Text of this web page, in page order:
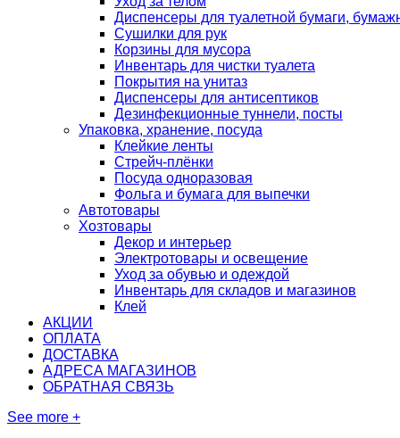
Диспенсеры для туалетной бумаги,
Сушилки для рук
Корзины для мусора
Инвентарь для чистки туалета
Покрытия на унитаз
Диспенсеры для антисептиков
Дезинфекционные туннели, посты
Упаковка, хранение, посуда
Клейкие ленты
Стрейч-плёнки
Посуда одноразовая
Фольга и бумага для выпечки
Автотовары
Хозтовары
Декор и интерьер
Электротовары и освещение
Уход за обувью и одеждой
Инвентарь для складов и магазинов
Клей
АКЦИИ
ОПЛАТА
ДОСТАВКА
АДРЕСА МАГАЗИНОВ
ОБРАТНАЯ СВЯЗЬ
See more +